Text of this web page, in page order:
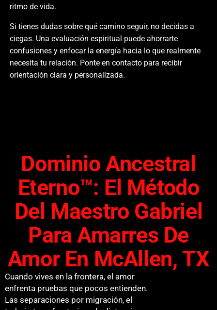
ritmo de vida.
Si tienes dudas sobre qué camino seguir, no decidas a
ciegas. Una evaluación espiritual puede ahorrarte
confusiones y enfocar la energía hacia lo que realmente
necesita tu relación. Ponte en contacto para recibir
orientación clara y personalizada.
Dominio Ancestral
Eterno™: El Método
Del Maestro Gabriel
Para Amarres De
Amor En McAllen, TX
Cuando vives en la frontera, el amor
enfrenta pruebas que pocos entienden.
Las separaciones por migración, el